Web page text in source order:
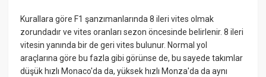
Kurallara göre F1 şanzımanlarında 8 ileri vites olmak
zorundadır ve vites oranları sezon öncesinde belirlenir. 8 ileri
vitesin yanında bir de geri vites bulunur. Normal yol
araçlarına göre bu fazla gibi görünse de, bu sayede takımlar
düşük hızlı Monaco'da da, yüksek hızlı Monza'da da aynı